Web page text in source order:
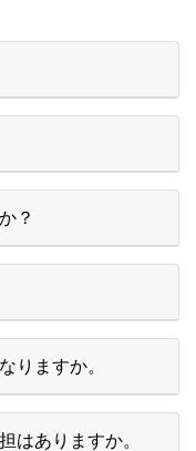
？
りますか。
はありますか。